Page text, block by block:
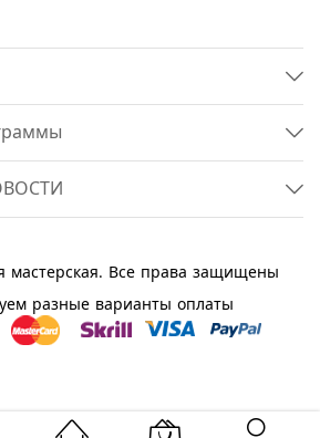
мастерская. Все права защищены
разные варианты оплаты